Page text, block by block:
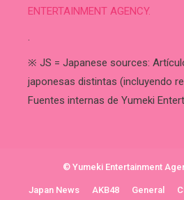
ENTERTAINMENT AGENCY.
.
※ JS = Japanese sources:
japonesas distintas (incluyendo
Fuentes internas de Yumeki
© Yumeki Entertainment
Japan News AKB48 General